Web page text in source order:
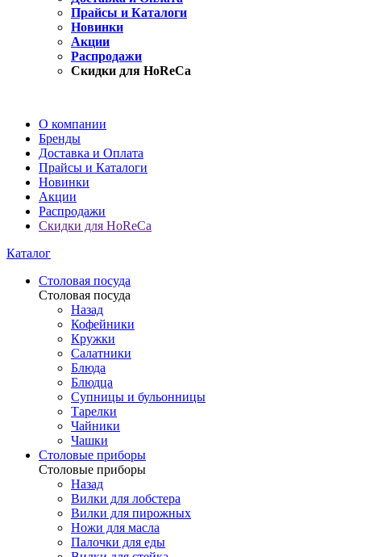
Прайсы и Каталоги
Новинки
Акции
Распродажи
Скидки для HoReCa
О компании
Бренды
Доставка и Оплата
Прайсы и Каталоги
Новинки
Акции
Распродажи
Скидки для HoReCa
Каталог
Столовая посуда
Столовая посуда
Назад
Кофейники
Кружки
Салатники
Блюда
Блюдца
Супницы и бульонницы
Тарелки
Чайники
Чашки
Cтоловые приборы
Cтоловые приборы
Назад
Вилки для лобстера
Вилки для пирожных
Ножи для масла
Палочки для еды